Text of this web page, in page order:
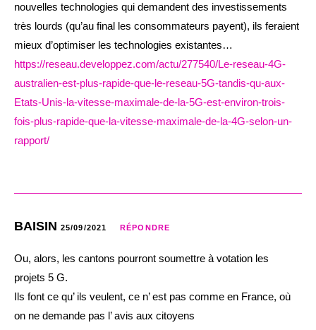
nouvelles technologies qui demandent des investissements
très lourds (qu’au final les consommateurs payent), ils feraient
mieux d’optimiser les technologies existantes…
https://reseau.developpez.com/actu/277540/Le-reseau-4G-
australien-est-plus-rapide-que-le-reseau-5G-tandis-qu-aux-
Etats-Unis-la-vitesse-maximale-de-la-5G-est-environ-trois-
fois-plus-rapide-que-la-vitesse-maximale-de-la-4G-selon-un-
rapport/
BAISIN 25/09/2021 RÉPONDRE
Ou, alors, les cantons pourront soumettre à votation les
projets 5 G.
Ils font ce qu’ ils veulent, ce n’ est pas comme en France, où
on ne demande pas l’ avis aux citoyens